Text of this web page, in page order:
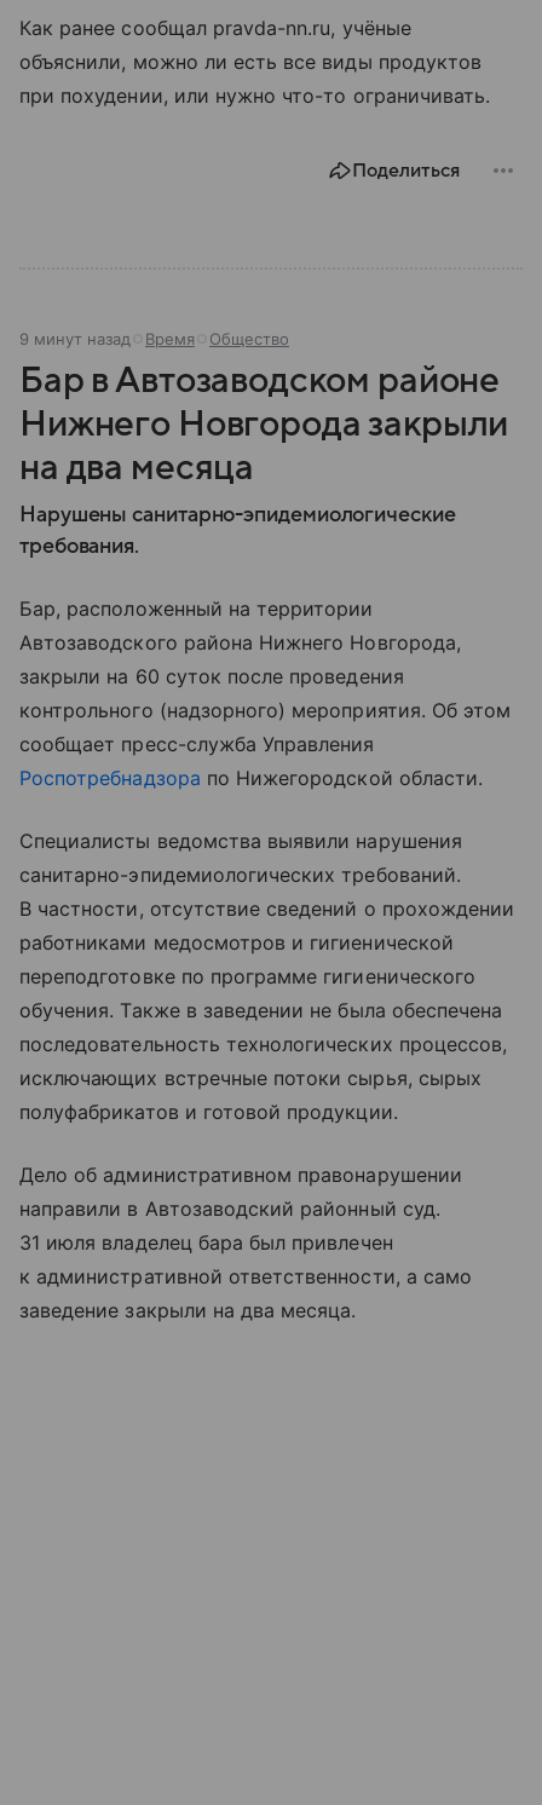
Как ранее сообщал pravda-nn.ru, учёные
объяснили, можно ли есть все виды продуктов
при похудении, или нужно что-то ограничивать.
Поделиться
9 минут назад Время Общество
Бар в Автозаводском районе
Нижнего Новгорода закрыли
на два месяца
Нарушены санитарно-эпидемиологические
требования.
Бар, расположенный на территории
Автозаводского района Нижнего Новгорода,
закрыли на 60 суток после проведения
контрольного (надзорного) мероприятия. Об этом
сообщает пресс-служба Управления
Роспотребнадзора по Нижегородской области.
Специалисты ведомства выявили нарушения
санитарно-эпидемиологических требований.
В частности, отсутствие сведений о прохождении
работниками медосмотров и гигиенической
переподготовке по программе гигиенического
обучения. Также в заведении не была обеспечена
последовательность технологических процессов,
исключающих встречные потоки сырья, сырых
полуфабрикатов и готовой продукции.
Дело об административном правонарушении
направили в Автозаводский районный суд.
31 июля владелец бара был привлечен
к административной ответственности, а само
заведение закрыли на два месяца.